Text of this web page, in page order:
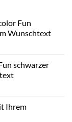
Fun
Wunschtext
schwarzer
Ihrem